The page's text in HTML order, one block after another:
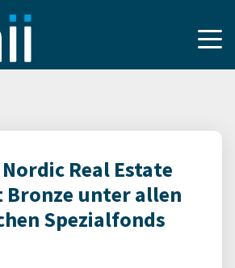
Real Estate
Bronze unter allen
Spezialfonds